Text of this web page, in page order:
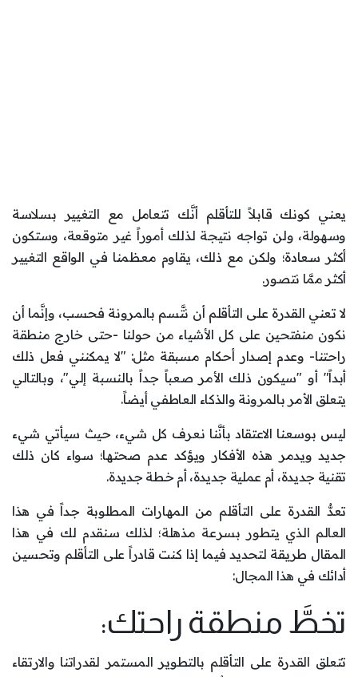
يعني كونك قابلاً للتأقلم أنَّك تتعامل مع التغيير بسلاسة
وسهولة، ولن تواجه نتيجة لذلك أموراً غير متوقعة، وستكون
أكثر سعادة؛ ولكن مع ذلك، يقاوم معظمنا في الواقع التغيير
أكثر ممَّا نتصور.
لا تعني القدرة على التأقلم أن نتَّسم بالمرونة فحسب، وإنَّما أن
نكون منفتحين على كل الأشياء من حولنا -حتى خارج منطقة
راحتنا- وعدم إصدار أحكام مسبقة مثل: "لا يمكنني فعل ذلك
أبداً" أو "سيكون ذلك الأمر صعباً جداً بالنسبة إلي"، وبالتالي
يتعلق الأمر بالمرونة والذكاء العاطفي أيضاً.
ليس بوسعنا الاعتقاد بأنَّنا نعرف كل شيء، حيث سيأتي شيء
جديد ويدمر هذه الأفكار ويؤكد عدم صحتها؛ سواء كان ذلك
تقنية جديدة، أم عملية جديدة، أم خطة جديدة.
تعدُّ القدرة على التأقلم من المهارات المطلوبة جداً في هذا
العالم الذي يتطور بسرعة مذهلة؛ لذلك سنقدم لك في هذا
المقال طريقة لتحديد فيما إذا كنت قادراً على التأقلم وتحسين
أدائك في هذا المجال:
تخطَّ منطقة راحتك:
تتعلق القدرة على التأقلم بالتطوير المستمر لقدراتنا والارتقاء